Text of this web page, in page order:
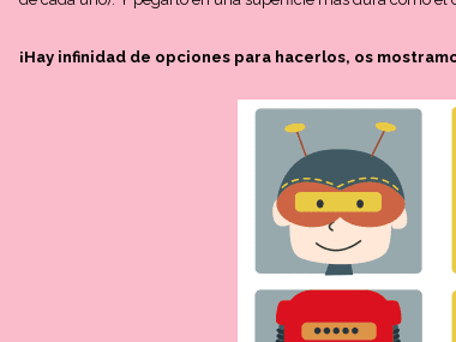
¡Hay infinidad de opciones para hacerlos, os